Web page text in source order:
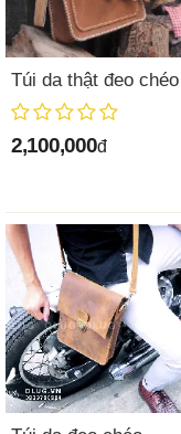
Túi da thật đeo chéo
2,100,000đ